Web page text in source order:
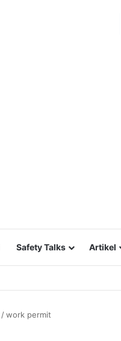
Safety Talks Artikel
/work permit